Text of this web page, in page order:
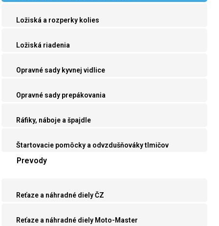
Ložiská a rozperky kolies
Ložiská riadenia
Opravné sady kyvnej vidlice
Opravné sady prepákovania
Ráfiky, náboje a špajdle
Štartovacie pomôcky a odvzdušňováky tlmičov
Prevody
Reťaze a náhradné diely ČZ
Reťaze a náhradné diely Moto-Master